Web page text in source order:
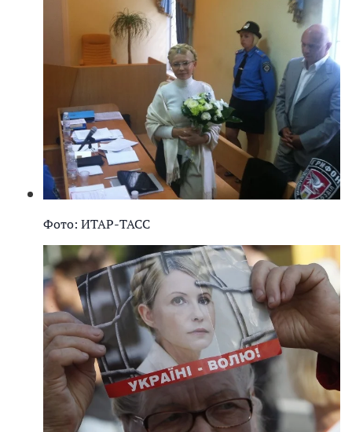
Фото: ИТАР-ТАСС